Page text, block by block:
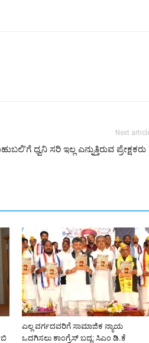
Next
ಧ್ವನಿ ಸರಿ ಇಲ್ಲ ಎನ್ನುತ್ತಿರುವ ಪ್ರೇಕ್ಷಕರು
ಎಲ್ಲ ವರ್ಗದವರಿಗೆ ಸಾಮಾಜಿಕ ನ್ಯಾಯ
ಒದಗಿಸಲು ಕಾಂಗ್ರೆಸ್ ಬದ್ಧ: ಸಿಎಂ ಡಿ.ಕೆ